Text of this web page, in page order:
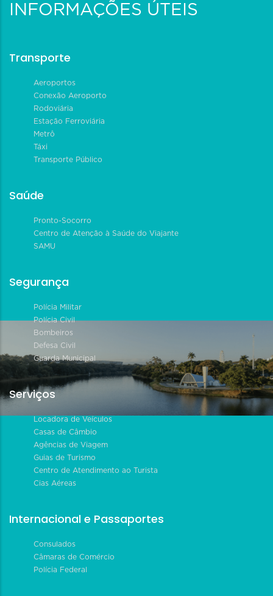
INFORMAÇÕES ÚTEIS
Transporte
Aeroportos
Conexão Aeroporto
Rodoviária
Estação Ferroviária
Metrô
Táxi
Transporte Público
Saúde
Pronto-Socorro
Centro de Atenção à Saúde do Viajante
SAMU
Segurança
Polícia Militar
Polícia Civil
Bombeiros
Defesa Civil
Guarda Municipal
Serviços
Locadora de Veículos
Casas de Câmbio
Agências de Viagem
Guias de Turismo
Centro de Atendimento ao Turista
Cias Aéreas
Internacional e Passaportes
Consulados
Câmaras de Comércio
Polícia Federal